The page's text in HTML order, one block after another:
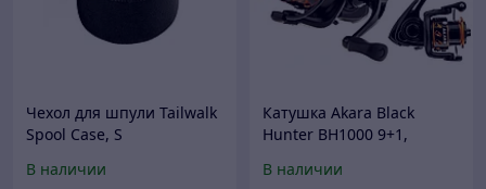
Чехол для шпули Tailwalk
Spool Case, S
В наличии
Катушка Akara Black
Hunter BH1000 9+1,
В наличии